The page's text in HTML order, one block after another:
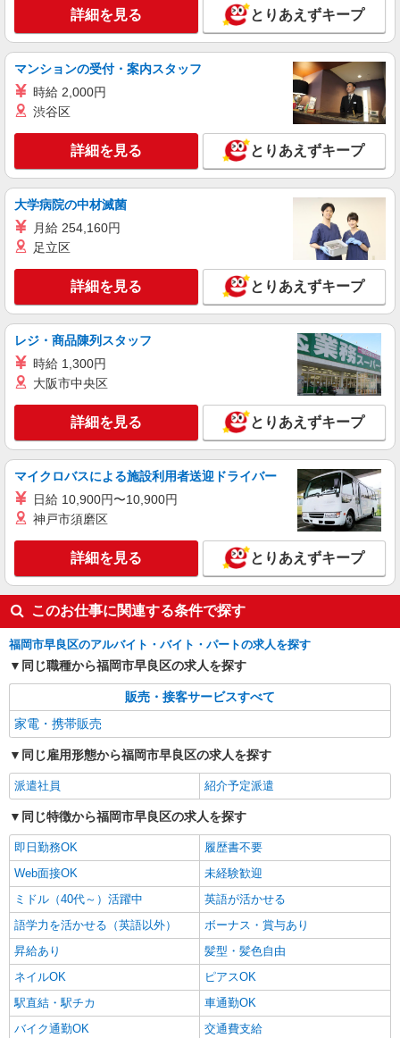
ヶ月 ※経験・能力による 【試用期間】月給
180000 円 〜 250000 円
■ソフトバンク西新店 福岡県 福岡市早良区 西
新4丁目 9‐39
キープ 詳細を見る
ソフトバンク次郎丸店
【店長職】ソフトバンクショップの携帯販売ス
タッフ
月給 245,000円 〜 312,000円 試用期間あり 6
ヶ月 月給25万円以上 ※経験・能力による 【試用
期間】月給 245000 円 〜 312000 円
■ソフトバンク次郎丸店 福岡県 福岡市早良区
詳細を見る
正社員
ソフトバンク野芥店
ソフトバンクショップの携帯販売スタッフ
月給 210,000円 〜 400,000円 固定残業代:
30,000円 〜 30,000円（20時間相当） ＊時間外手
当は時間外労働の有無にかかわらず、固定残業代
として支給し、相当時間を超える時間外労働分は
法定どおり追加で支給します。 試用期間なし ※経
験・能力による
■ソフトバンク野芥店 福岡県 福岡市早良区 重
留2丁目 15‐23
キープ 詳細を見る
ソフトバンク販売契約社員【福岡市早良区エリア】
家電量販店内の携帯販売スタッフ
月給 247,340円 〜 247,340円 試用期間なし ※
経験・能力による 【試用期間】時給 0 円 〜 0 円
リア】 福岡県福岡市早良区
キープ 詳細を見る
詳細を見る とりあえずキープ
マンションの受付・案内スタッフ
時給 2,000円
渋谷区
詳細を見る とりあえずキープ
大学病院の中材滅菌
月給 254,160円
足立区
詳細を見る とりあえずキープ
レジ・商品陳列スタッフ
時給 1,300円
大阪市中央区
詳細を見る とりあえずキープ
マイクロバスによる施設利用者送迎ドライバー
日給 10,900円〜10,900円
神戸市須磨区
詳細を見る とりあえずキープ
このお仕事に関連する条件で探す
福岡市早良区のアルバイト・バイト・パートの求人を探す
同じ職種から福岡市早良区の求人を探す
販売・接客サービスすべて
家電・携帯販売
同じ雇用形態から福岡市早良区の求人を探す
派遣社員 紹介予定派遣
同じ特徴から福岡市早良区の求人を探す
即日勤務OK
履歴書不要
Web面接OK
未経験歓迎
ミドル（40代～）活躍中
英語が活かせる
語学力を活かせる（英語以外）
ボーナス・賞与あり
昇給あり
髪型・髪色自由
ネイルOK
ピアスOK
駅直結・駅チカ
車通勤OK
バイク通勤OK
交通費支給